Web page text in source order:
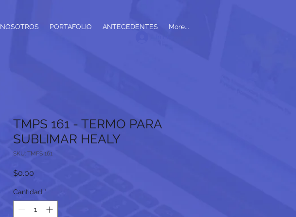
NOSOTROS PORTAFOLIO ANTECEDENTES
More...
TMPS 161 - TERMO PARA
SUBLIMAR HEALY
SKU: TMPS 161
$0.00
Cantidad *